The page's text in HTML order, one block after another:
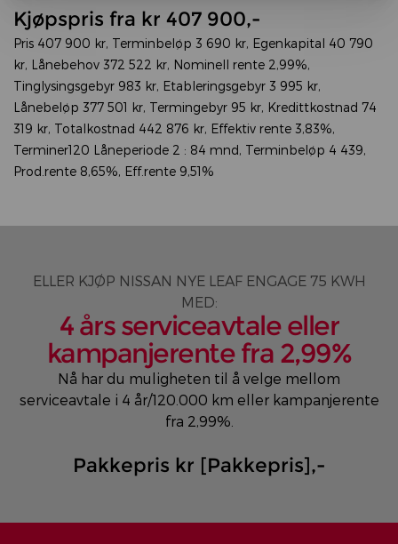
Kjøpspris fra kr 407 900,-
Pris 407 900 kr, Terminbeløp 3 690 kr, Egenkapital 40 790
kr, Lånebehov 372 522 kr, Nominell rente 2,99%,
Tinglysingsgebyr 983 kr, Etableringsgebyr 3 995 kr,
Lånebeløp 377 501 kr, Termingebyr 95 kr, Kredittkostnad 74
319 kr, Totalkostnad 442 876 kr, Effektiv rente 3,83%,
Terminer120 Låneperiode 2 : 84 mnd, Terminbeløp 4 439,
Prod.rente 8,65%, Eff.rente 9,51%
ELLER KJØP NISSAN NYE LEAF ENGAGE 75 KWH
MED:
4 års serviceavtale eller
kampanjerente fra 2,99%
Nå har du muligheten til å velge mellom
serviceavtale i 4 år/120.000 km eller kampanjerente
fra 2,99%.
Pakkepris kr [Pakkepris],-